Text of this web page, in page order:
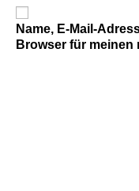
ein
URL
ein
(optional)
Name, E-Mail-
Browser für